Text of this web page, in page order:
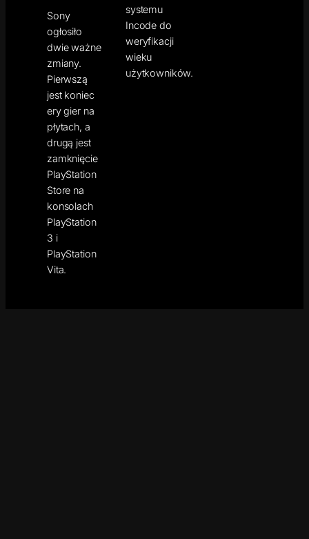
Sony
ogłosiło
dwie ważne
zmiany.
Pierwszą
jest koniec
ery gier na
płytach, a
drugą jest
zamknięcie
PlayStation
Store na
konsolach
PlayStation
3 i
PlayStation
Vita.
systemu
Incode do
weryfikacji
wieku
użytkowników.